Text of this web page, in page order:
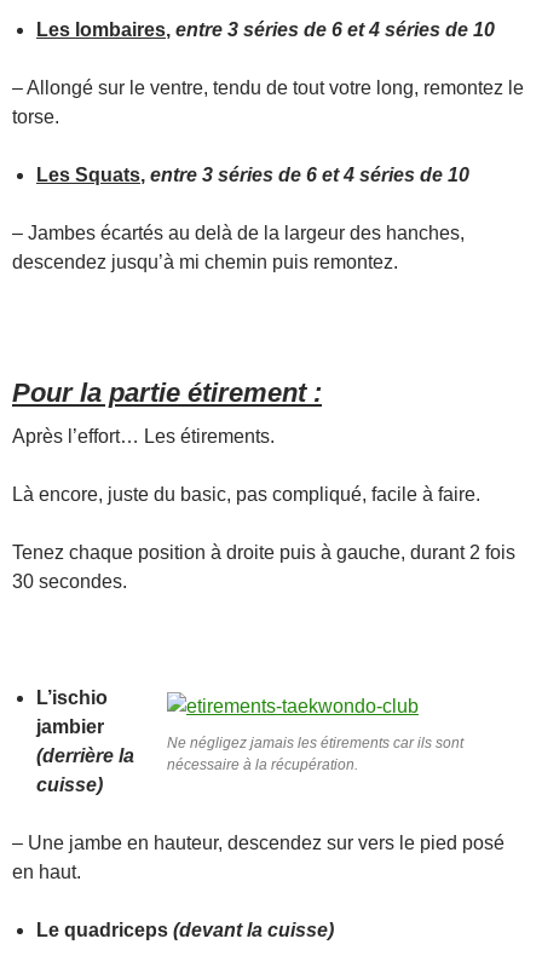
Les lombaires, entre 3 séries de 6 et 4 séries de 10
– Allongé sur le ventre, tendu de tout votre long, remontez le
torse.
Les Squats, entre 3 séries de 6 et 4 séries de 10
– Jambes écartés au delà de la largeur des hanches,
descendez jusqu’à mi chemin puis remontez.
Pour la partie étirement :
Après l’effort… Les étirements.
Là encore, juste du basic, pas compliqué, facile à faire.
Tenez chaque position à droite puis à gauche, durant 2 fois
30 secondes.
Ne négligez jamais les étirements car ils sont
nécessaire à la récupération.
L’ischio
jambier
(derrière la
cuisse)
– Une jambe en hauteur, descendez sur vers le pied posé
en haut.
Le quadriceps (devant la cuisse)